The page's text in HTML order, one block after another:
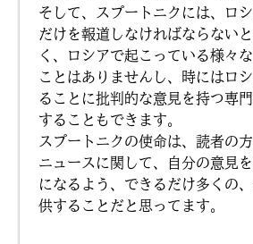
そして、スプートニクには、ロ
だけを報道しなければならない
く、ロシアで起こっている様々
ことはありませんし、時にはロ
ることに批判的な意見を持つ専
することもできます。
スプートニクの使命は、読者の
ニュースに関して、自分の意見
になるよう、できるだけ多くの
供することだと思ってます。